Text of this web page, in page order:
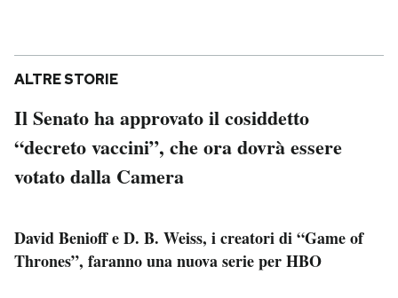
ALTRE STORIE
Il Senato ha approvato il cosiddetto
“decreto vaccini”, che ora dovrà essere
votato dalla Camera
David Benioff e D. B. Weiss, i creatori di “Game of
Thrones”, faranno una nuova serie per HBO